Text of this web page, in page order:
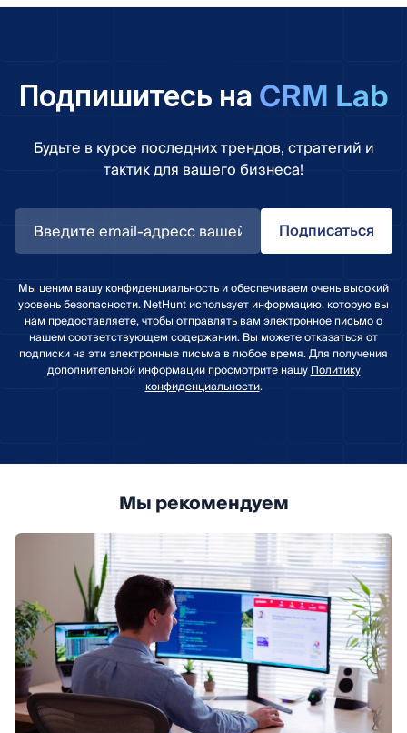
Подпишитесь на CRM Lab
Будьте в курсе последних трендов, стратегий и
тактик для вашего бизнеса!
Подписаться
Мы ценим вашу конфиденциальность и обеспечиваем очень высокий
уровень безопасности. NetHunt использует информацию, которую вы
нам предоставляете, чтобы отправлять вам электронное письмо о
нашем соответствующем содержании. Вы можете отказаться от
подписки на эти электронные письма в любое время. Для получения
дополнительной информации просмотрите нашуПолитику
конфиденциальности.
Мы рекомендуем